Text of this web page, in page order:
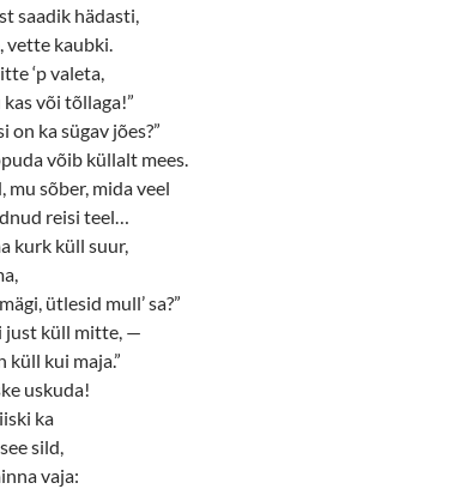
saadik hädasti,
vette kaubki.
‘p valeta,
või tõllaga!”
on ka sügav jões?”
võib küllalt mees.
mu sõber, mida veel
reisi teel…
kurk küll suur,
ütlesid mull’ sa?”
just küll mitte, —
küll kui maja.”
uskuda!
ka
sild,
vaja: